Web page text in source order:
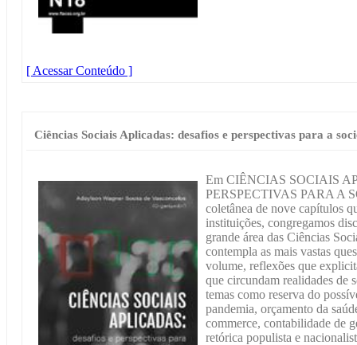
[ Acessar Conteúdo ]
Ciências Sociais Aplicadas: desafios e perspectivas para a
Em CIÊNCIAS SOCIAIS
PERSPECTIVAS PARA A
coletânea de nove capítulos
instituições, congregamos
grande área das Ciências
contempla as mais vastas
volume, reflexões que
que circundam realidades de
temas como reserva do
pandemia, orçamento da
commerce, contabilidade de
retórica populista e